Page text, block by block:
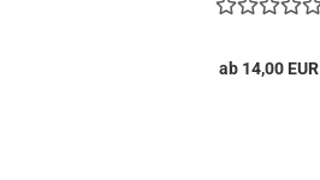
ab 14,00 EUR